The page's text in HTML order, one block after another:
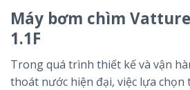
Máy bơm chìm Vatture
1.1F
Trong quá trình thiết kế và vận
thoát nước hiện đại, việc lựa